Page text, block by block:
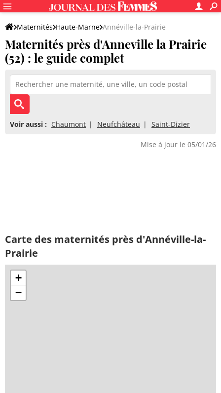
Maternités Haute-Marne Annéville-la-Prairie
Maternités près d'Anneville la Prairie
(52) : le guide complet
Voir aussi : Chaumont Neufchâteau Saint-Dizier
Mise à jour le 05/01/26
Carte des maternités près d'Annéville-la-
Prairie
+
−